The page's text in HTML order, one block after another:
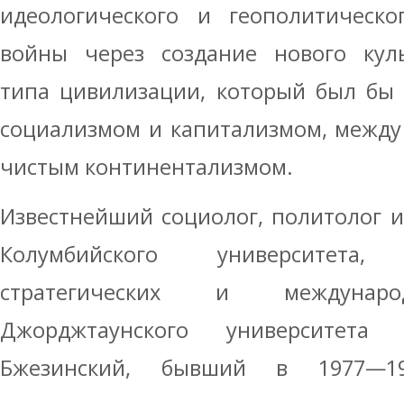
идеологического и
войны через создание нового
типа цивилизации, который был
социализмом и капитализмом,
чистым континентализмом.
Известнейший социолог, политолог
Колумбийского
стратегических и
Джорджтаунского
Бжезинский, бывший в